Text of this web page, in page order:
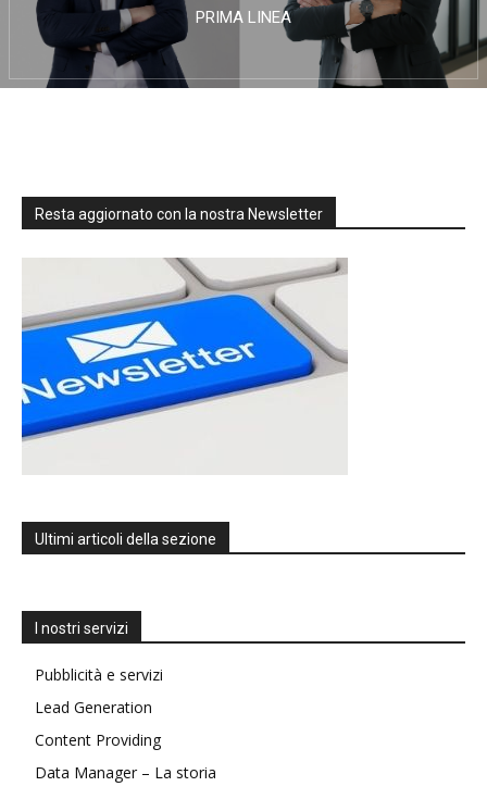
PRIMA LINEA
Resta aggiornato con la nostra Newsletter
Ultimi articoli della sezione
I nostri servizi
Pubblicità e servizi
Lead Generation
Content Providing
Data Manager – La storia